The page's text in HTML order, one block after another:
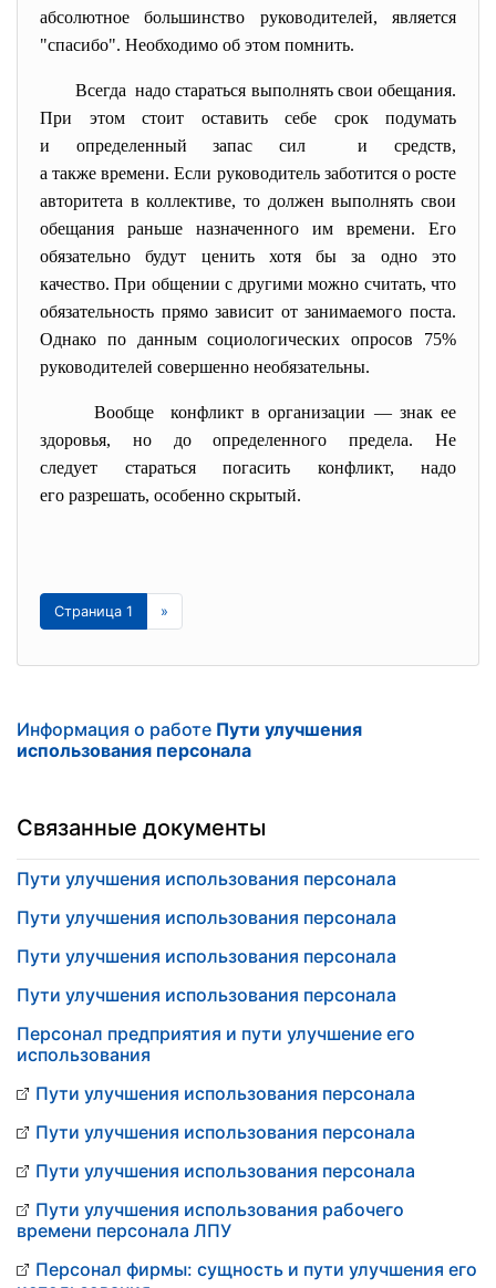
абсолютное большинство руководителей, является
"спасибо". Необходимо об этом помнить.
Всегда надо стараться выполнять свои обещания.
При этом стоит оставить себе срок подумать
и определенный запас сил и средств,
а также времени. Если руководитель заботится о росте
авторитета в коллективе, то должен выполнять свои
обещания раньше назначенного им времени. Его
обязательно будут ценить хотя бы за одно это
качество. При общении с другими можно считать, что
обязательность прямо зависит от занимаемого поста.
Однако по данным социологических опросов 75%
руководителей совершенно необязательны.
Вообще конфликт в организации — знак ее
здоровья, но до определенного предела. Не
следует стараться погасить конфликт, надо
его разрешать, особенно скрытый.
Страница 1 »
Информация о работе Пути улучшения
использования персонала
Связанные документы
Пути улучшения использования персонала
Пути улучшения использования персонала
Пути улучшения использования персонала
Пути улучшения использования персонала
Персонал предприятия и пути улучшение его
использования
Пути улучшения использования персонала
Пути улучшения использования персонала
Пути улучшения использования персонала
Пути улучшения использования рабочего
времени персонала ЛПУ
Персонал фирмы: сущность и пути улучшения его